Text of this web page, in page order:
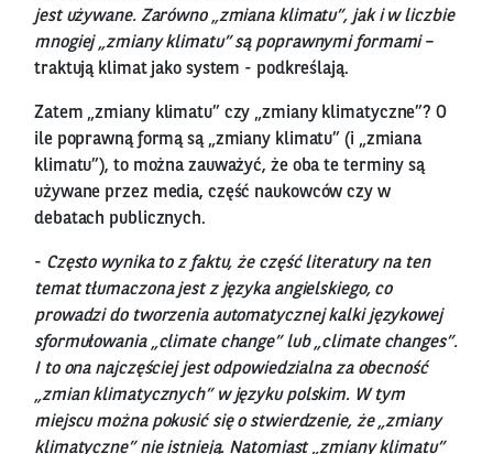
jest używane. Zarówno „zmiana klimatu”, jak i w liczbie
mnogiej „zmiany klimatu” są poprawnymi formami–
traktują klimat jako system - podkreślają.
Zatem „zmiany klimatu” czy „zmiany klimatyczne”? O
ile poprawną formą są „zmiany klimatu” (i „zmiana
klimatu”), to można zauważyć, że oba te terminy są
używane przez media, część naukowców czy w
debatach publicznych.
- Często wynika to z faktu, że część literatury na ten
temat tłumaczona jest z języka angielskiego, co
prowadzi do tworzenia automatycznej kalki językowej
sformułowania „climate change” lub „climate changes”.
I to ona najczęściej jest odpowiedzialna za obecność
„zmian klimatycznych” w języku polskim. W tym
miejscu można pokusić się o stwierdzenie, że „zmiany
klimatyczne” nie istnieją. Natomiast „zmiany klimatu”